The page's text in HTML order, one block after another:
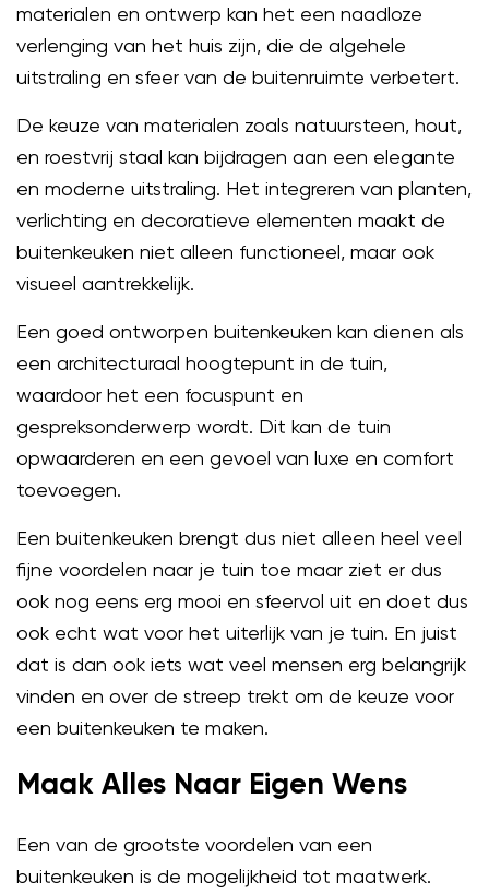
materialen en ontwerp kan het een naadloze
verlenging van het huis zijn, die de algehele
uitstraling en sfeer van de buitenruimte verbetert.
De keuze van materialen zoals natuursteen, hout,
en roestvrij staal kan bijdragen aan een elegante
en moderne uitstraling. Het integreren van planten,
verlichting en decoratieve elementen maakt de
buitenkeuken niet alleen functioneel, maar ook
visueel aantrekkelijk.
Een goed ontworpen buitenkeuken kan dienen als
een architecturaal hoogtepunt in de tuin,
waardoor het een focuspunt en
gespreksonderwerp wordt. Dit kan de tuin
opwaarderen en een gevoel van luxe en comfort
toevoegen.
Een buitenkeuken brengt dus niet alleen heel veel
fijne voordelen naar je tuin toe maar ziet er dus
ook nog eens erg mooi en sfeervol uit en doet dus
ook echt wat voor het uiterlijk van je tuin. En juist
dat is dan ook iets wat veel mensen erg belangrijk
vinden en over de streep trekt om de keuze voor
een buitenkeuken te maken.
Maak Alles Naar Eigen Wens
Een van de grootste voordelen van een
buitenkeuken is de mogelijkheid tot maatwerk.